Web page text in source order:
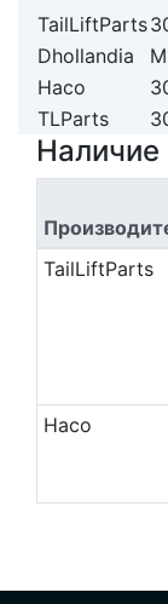
TailLiftParts
Dhollandia
Haco
TLParts
TailLiftParts
Haco